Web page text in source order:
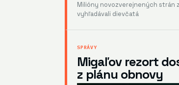
Milióny novozverejnených strán
vyhľadávali dievčatá
SPRÁVY
Migaľov rezort
z plánu obnovy